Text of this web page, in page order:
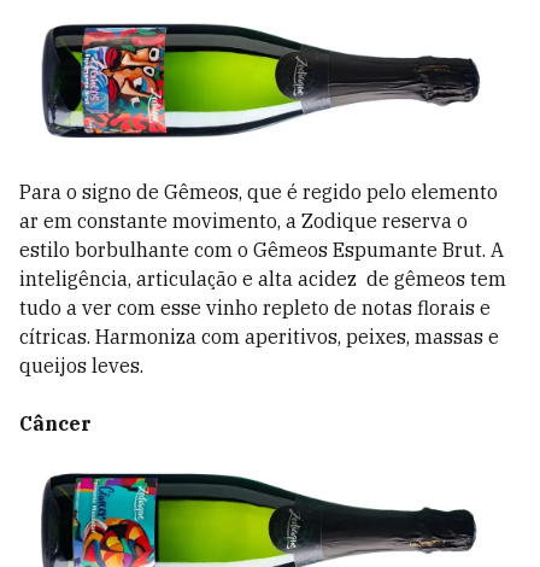
Para o signo de Gêmeos, que é regido pelo elemento
ar em constante movimento, a Zodique reserva o
estilo borbulhante com o Gêmeos Espumante Brut. A
inteligência, articulação e alta acidez de gêmeos tem
tudo a ver com esse vinho repleto de notas florais e
cítricas. Harmoniza com aperitivos, peixes, massas e
queijos leves.
Câncer